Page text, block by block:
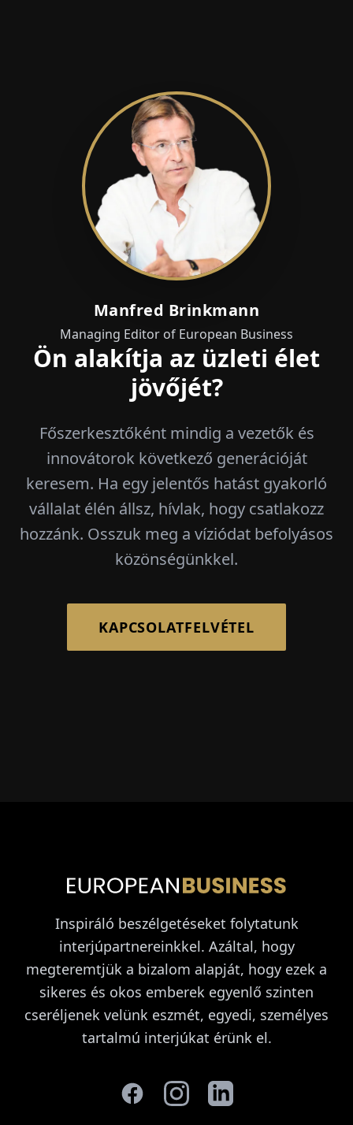
Manfred Brinkmann
Managing Editor of European Business
Ön alakítja az üzleti élet
jövőjét?
Főszerkesztőként mindig a vezetők és
innovátorok következő generációját
keresem. Ha egy jelentős hatást gyakorló
vállalat élén állsz, hívlak, hogy csatlakozz
hozzánk. Osszuk meg a víziódat befolyásos
közönségünkkel.
KAPCSOLATFELVÉTEL
Inspiráló beszélgetéseket folytatunk
interjúpartnereinkkel. Azáltal, hogy
megteremtjük a bizalom alapját, hogy ezek a
sikeres és okos emberek egyenlő szinten
cseréljenek velünk eszmét, egyedi, személyes
tartalmú interjúkat érünk el.